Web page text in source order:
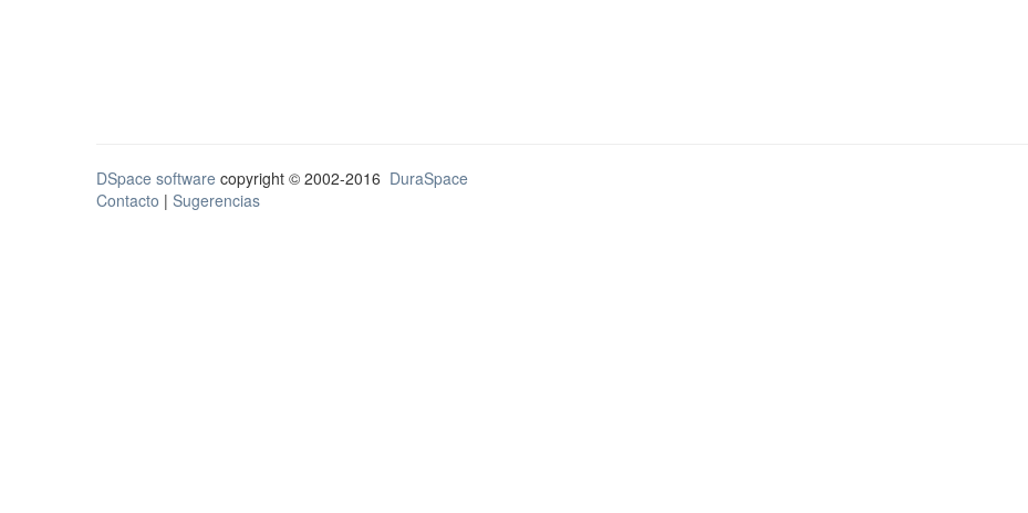
DSpace software copyright © 2002-2016 DuraSpace
Contacto | Sugerencias